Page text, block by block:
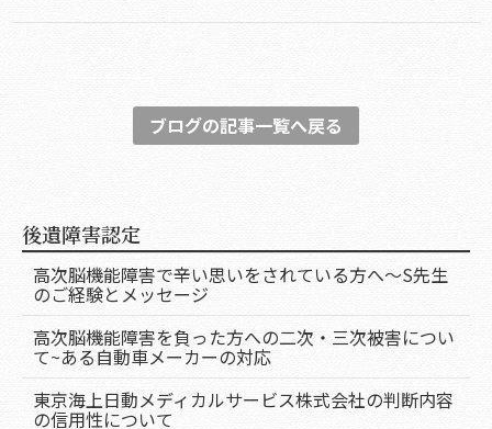
ブログの記事一覧へ戻る
後遺障害認定
高次脳機能障害で辛い思いをされている方へ～S先生
のご経験とメッセージ
高次脳機能障害を負った方への二次・三次被害につい
て~ある自動車メーカーの対応
東京海上日動メディカルサービス株式会社の判断内容
の信用性について